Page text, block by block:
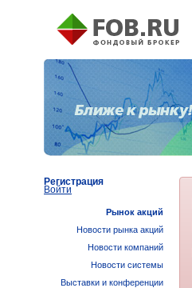
Регистрация
Войти
Рынок акций
Новости рынка акций
Новости компаний
Новости системы
Выставки и конференции